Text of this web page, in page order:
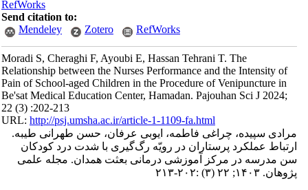
Mendeley
Zotero
Moradi S, Cheraghi F, Ayoubi E, Hassan Tehrani
Relationship between the Nurses Performance
Pain of School-aged Children in the Procedure
Be'sat Medical Education Center, Hamadan.
URL:http://psj.umsha.ac.ir/article-1-1109-fa.html
فاطمه، ایوبی عرفان، حسن طهرانی طیبه.
در رویّه‌ رگ‌گیری با شدت درد کودکان
آموزشی درمانی بعثت همدان. مجله علمی